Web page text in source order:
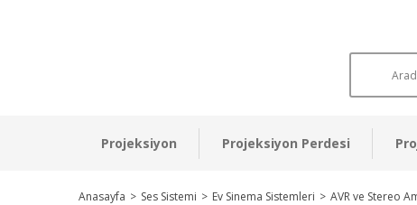
Projeksiyon Projeksiyon Perdesi
Anasayfa Ses Sistemi Ev Sinema Sistemleri AVR ve Stereo